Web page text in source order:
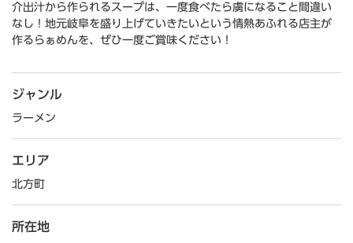
介出汁から作られるスープは、一度食べたら虜になること間違い
なし！地元岐阜を盛り上げていきたいという情熱あふれる店主が
作るらぁめんを、ぜひ一度ご賞味ください！
ジャンル
ラーメン
エリア
北方町
所在地